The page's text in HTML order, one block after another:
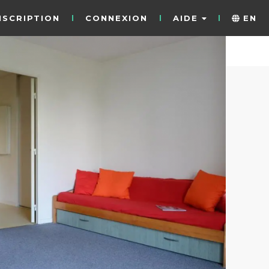
CONNEXION AIDE EN